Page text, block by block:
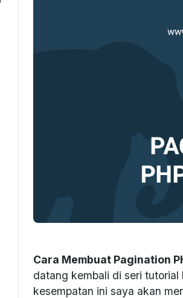
Cara Membuat Pagination
datang kembali di seri
kesempatan ini saya akan